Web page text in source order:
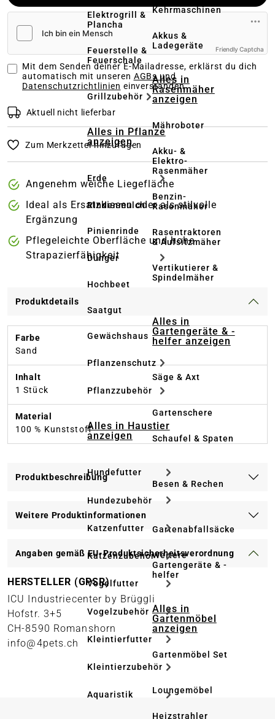
Elektrogrill &
Plancha
Feuerstelle &
Feuerschale
Grillzubehör
Alles in Pflanze
anzeigen
Erde
Rindenmulch
Pinienrinde
Dünger
Hochbeet
Saatgut
Gewächshaus
Pflanzenschutz
Pflanzzubehör
Alles in Haustier
anzeigen
Hundefutter
Hundezubehör
Katzenfutter
Katzenzubehör
Vogelfutter
Vogelzubehör
Kleintierfutter
Kleintierzubehör
Aquaristik
Kehrmaschinen
Akkus &
Ladegeräte
Alles in
Rasenmäher
anzeigen
Mähroboter
Akku- &
Elektro-
Rasenmäher
Benzin-
Rasenmäher
Rasentraktoren
& Aufsitzmäher
Vertikutierer &
Spindelmäher
Alles in
Gartengeräte & -
helfer anzeigen
Säge & Axt
Gartenschere
Schaufel & Spaten
Besen & Rechen
Gartenabfallsäcke
Weitere
Gartengeräte & -
helfer
Alles in
Gartenmöbel
anzeigen
Gartenmöbel Set
Loungemöbel
Heizstrahler
Friendly Captcha
Mit dem Senden deiner E-Mailadresse, erklärst du dich
automatisch mit unseren AGBs und
Datenschutzrichtlinien einverstanden
Aktuell nicht lieferbar
Zum Merkzettel hinzufügen
Angenehm weiche Liegefläche
Ideal als Ersatzkissen oder als stilvolle
Ergänzung
Pflegeleichte Oberfläche und hohe
Strapazierfähigkeit
Produktdetails
Farbe
Sand
Inhalt
1 Stück
Material
100 % Kunststoff
Produktbeschreibung
Weitere Produktinformationen
Angaben gemäß EU-Produktsicherheitsverordnung
HERSTELLER (GPSR)
ICU Industriecenter by Brüggli
Hofstr. 3+5
CH-8590 Romanshorn
info@4pets.ch